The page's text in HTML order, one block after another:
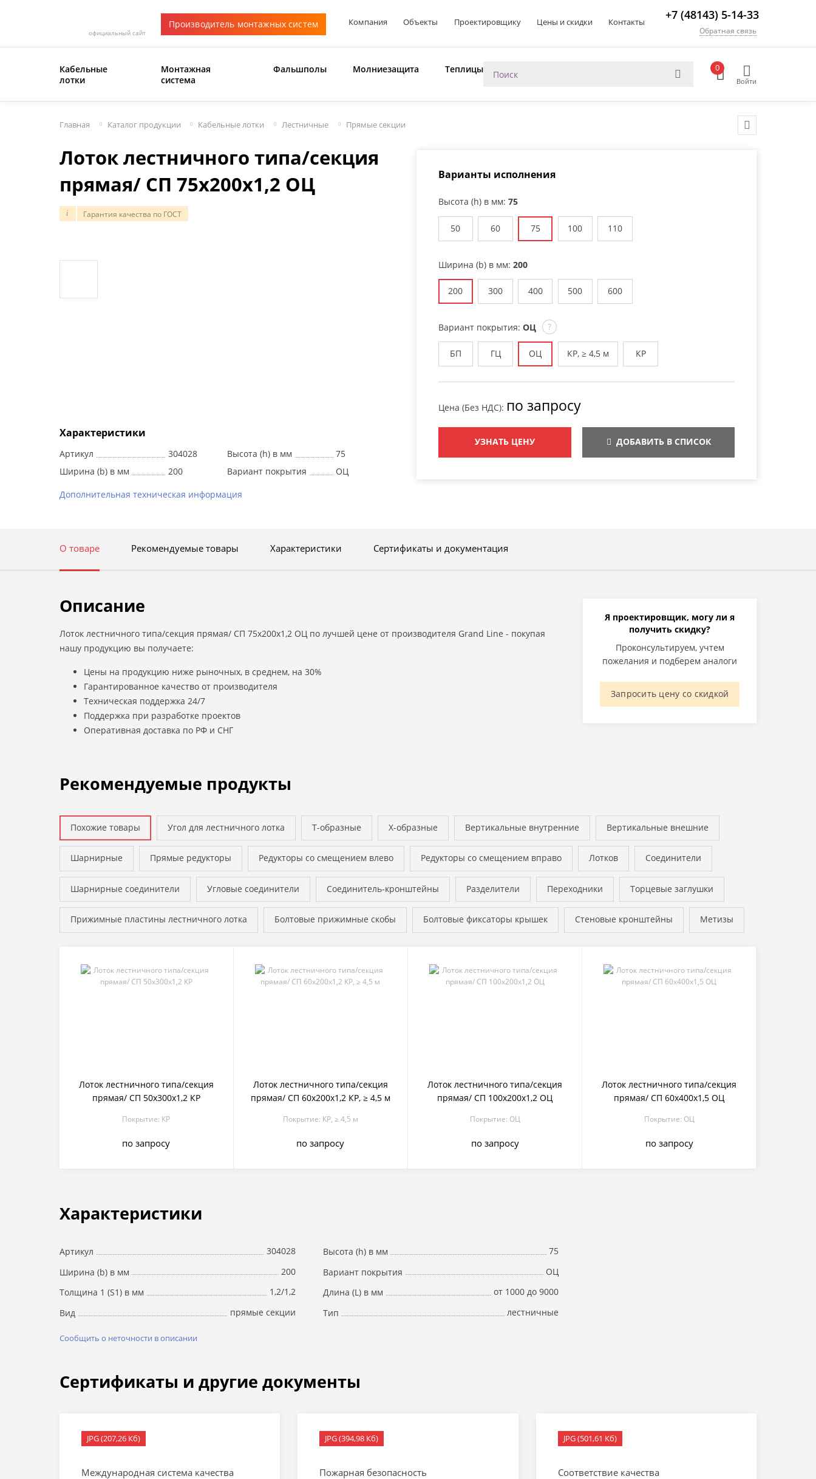
официальный сайт
Производитель монтажных систем Компания Объекты Проектировщику Цены и скидки Контакты
+7 (48143) 5-14-33
Обратная связь
Кабельные
лотки
Монтажная
система
Фальшполы Молниезащита Теплицы 0
Войти
Главная Каталог продукции Кабельные лотки Лестничные Прямые секции
Лоток лестничного типа/секция
прямая/ СП 75х200х1,2 ОЦ
i Гарантия качества по ГОСТ
Характеристики
Артикул 304028 Высота (h) в мм
75
Ширина (b) в мм
200 Вариант покрытия ОЦ
Дополнительная техническая информация
Варианты исполнения
Высота (h) в мм: 75
50 60 75 100 110
Ширина (b) в мм: 200
200 300 400 500 600
Вариант покрытия: ОЦ ?
БП ГЦ ОЦ КР, ≥ 4,5 м КР
Цена (Без НДС): по запросу
УЗНАТЬ ЦЕНУ ДОБАВИТЬ В СПИСОК
О товаре Рекомендуемые товары Характеристики Сертификаты и документация
Я проектировщик, могу ли я
получить скидку?
Проконсультируем, учтем
пожелания и подберем аналоги
Запросить цену со скидкой
Описание
Лоток лестничного типа/секция прямая/ СП 75х200х1,2 ОЦ по лучшей цене от производителя Grand Line - покупая
нашу продукцию вы получаете:
Цены на продукцию ниже рыночных, в среднем, на 30%
Гарантированное качество от производителя
Техническая поддержка 24/7
Поддержка при разработке проектов
Оперативная доставка по РФ и СНГ
Рекомендуемые продукты
Похожие товары Угол для лестничного лотка Т-образные Х-образные Вертикальные внутренние Вертикальные внешние
Шарнирные Прямые редукторы Редукторы со смещением влево Редукторы со смещением вправо Лотков Соединители
Шарнирные соединители Угловые соединители Соединитель-кронштейны Разделители Переходники Торцевые заглушки
Прижимные пластины лестничного лотка Болтовые прижимные скобы Болтовые фиксаторы крышек Стеновые кронштейны Метизы
Лоток лестничного типа/секция
прямая/ СП 50х300х1,2 КР
Покрытие: КР
по запросу
Лоток лестничного типа/секция
прямая/ СП 60х200х1,2 КР, ≥ 4,5 м
Покрытие: КР, ≥ 4,5 м
по запросу
Лоток лестничного типа/секция
прямая/ СП 100х200х1,2 ОЦ
Покрытие: ОЦ
по запросу
Лоток лестничного типа/секция
прямая/ СП 60х400х1,5 ОЦ
Покрытие: ОЦ
по запросу
Характеристики
Артикул 304028 Высота (h) в мм
75
Ширина (b) в мм
200 Вариант покрытия
ОЦ
Толщина 1 (S1) в мм
1,2/1,2 Длина (L) в мм
от 1000 до 9000
Вид
прямые секции Тип лестничные
Сообщить о неточности в описании
Сертификаты и другие документы
JPG (207,26 Кб)
Международная система качества
JPG (394,98 Кб)
Пожарная безопасность
JPG (501,61 Кб)
Соответствие качества